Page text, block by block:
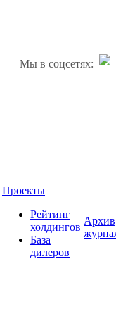
Мы в соцсетях:
Проекты
Рейтинг
холдингов
База
дилеров
Архив